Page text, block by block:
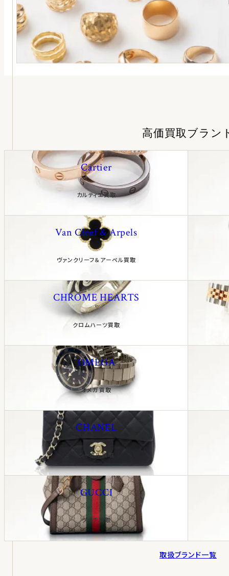
高価買取ブラン
Cartier
カルティエ買取
Van Cleef & Arpels
ヴァンクリーフ＆アーペル買取
CHROME HEARTS
クロムハーツ買取
OMEGA
オメガ買取
CHANEL
シャネル買取
GUCCI
グッチ買取
取扱ブランド一覧